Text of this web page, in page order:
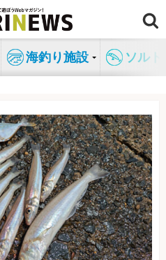
海釣り施設 ソル